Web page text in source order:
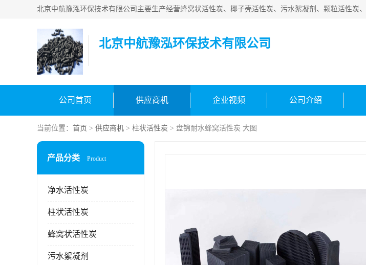
北京中航豫泓环保技术有限公司
公司首页 供应商机 企业视频 公司介绍
当前位置： 首页 > 供应商机 > 柱状活性炭 > 盘锦耐水蜂窝活性炭 大图
产品分类 Product
净水活性炭
柱状活性炭
蜂窝状活性炭
污水絮凝剂